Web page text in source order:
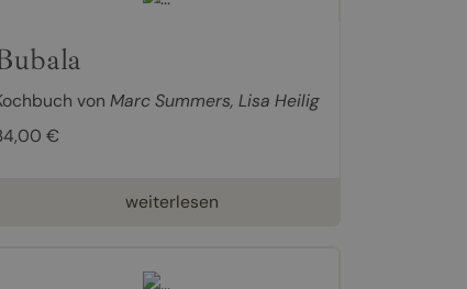
von Marc Summers, Lisa Heilig
€
weiterlesen